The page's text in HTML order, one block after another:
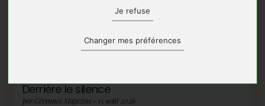
Je refuse
Changer mes préférences
A lire également
Derrière le silence
par Cévennes Magazine - 15 août 2026